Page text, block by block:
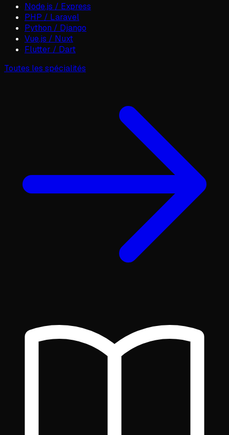
Node.js / Express
PHP / Laravel
Python / Django
Vue.js / Nuxt
Flutter / Dart
Toutes les spécialités